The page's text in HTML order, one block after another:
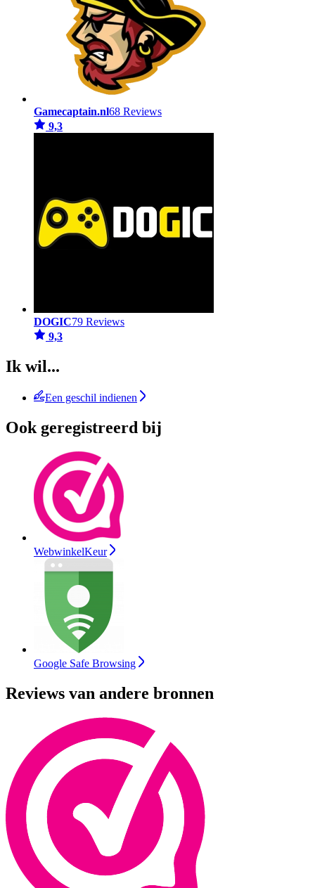
Gamecaptain.nl68 Reviews
9,3
DOGIC79 Reviews
9,3
Ik wil...
Een geschil indienen
Ook geregistreerd bij
WebwinkelKeur
Google Safe Browsing
Reviews van andere bronnen